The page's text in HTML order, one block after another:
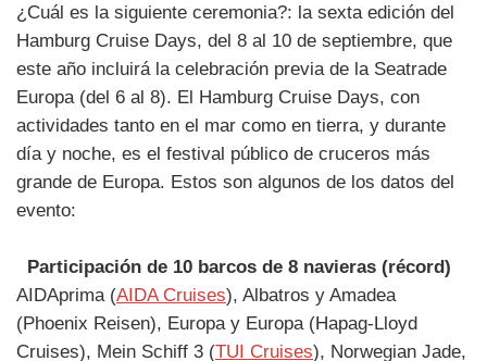
¿Cuál es la siguiente ceremonia?: la sexta edición del
Hamburg Cruise Days, del 8 al 10 de septiembre, que
este año incluirá la celebración previa de la Seatrade
Europa (del 6 al 8). El Hamburg Cruise Days, con
actividades tanto en el mar como en tierra, y durante
día y noche, es el festival público de cruceros más
grande de Europa. Estos son algunos de los datos del
evento:
Participación de 10 barcos de 8 navieras (récord)
AIDAprima (AIDA Cruises), Albatros y Amadea
(Phoenix Reisen), Europa y Europa (Hapag-Lloyd
Cruises), Mein Schiff 3 (TUI Cruises), Norwegian Jade,